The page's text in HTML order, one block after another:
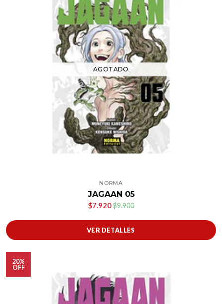
AGOTADO
NORMA
JAGAAN 05
$7.920$9.900
VER DETALLES
20%
OFF